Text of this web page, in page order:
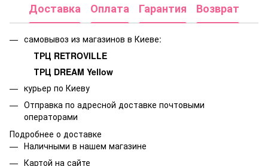
Доставка Оплата Гарантия Возврат
самовывоз из магазинов в Киеве:
ТРЦ RETROVILLE
ТРЦ DREAM Yellow
курьер по Киеву
Отправка по адресной доставке почтовыми
операторами
Подробнее о доставке
Наличными в нашем магазине
Картой на сайте